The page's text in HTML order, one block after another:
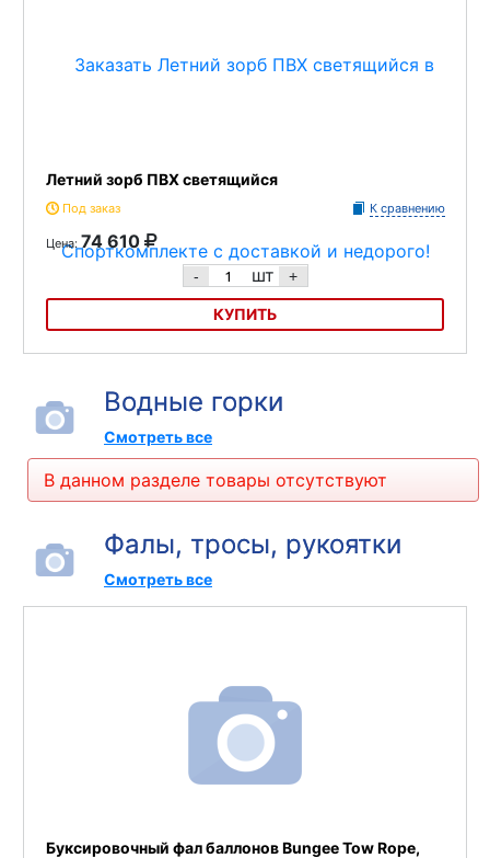
Летний зорб ПВХ светящийся
Под заказ К сравнению
Цена: 74 610
- шт +
КУПИТЬ
Водные горки
Смотреть все
В данном разделе товары отсутствуют
Фалы, тросы, рукоятки
Смотреть все
Буксировочный фал баллонов Bungee Tow Rope,